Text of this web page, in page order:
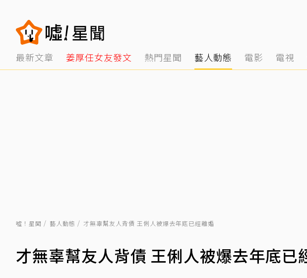
最新文章 姜厚任女友發文 熱門星聞 藝人動態 電影 電視
噓！星聞 藝人動態 才無辜幫友人背債 王俐人被爆去年底已經離婚
才無辜幫友人背債 王俐人被爆去年底已